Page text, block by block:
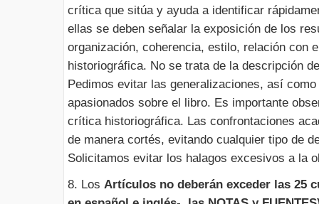
crítica que sitúa y ayuda a identificar
ellas se deben señalar la exposición de los
organización, coherencia, estilo, relación con
historiográfica. No se trata de la descripción
Pedimos evitar las generalizaciones, así
apasionados sobre el libro. Es importante
crítica historiográfica. Las confrontaciones
de manera cortés, evitando cualquier tipo de
Solicitamos evitar los halagos excesivos a la
8. Los Artículos no deberán exceder las 25